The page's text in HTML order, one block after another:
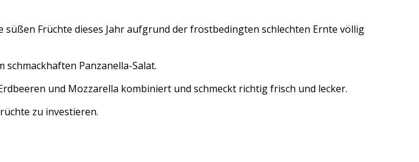
Früchte dieses Jahr aufgrund der frostbedingten schlechten Ernte völlig
schmackhaften Panzanella-Salat.
und Mozzarella kombiniert und schmeckt richtig frisch und lecker.
zu investieren.